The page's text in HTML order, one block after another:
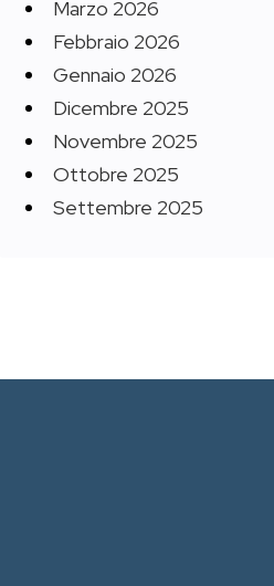
Marzo 2026
Febbraio 2026
Gennaio 2026
Dicembre 2025
Novembre 2025
Ottobre 2025
Settembre 2025